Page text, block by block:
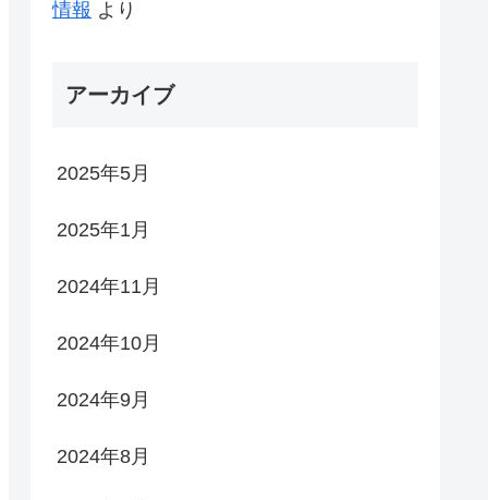
情報 より
アーカイブ
2025年5月
2025年1月
2024年11月
2024年10月
2024年9月
2024年8月